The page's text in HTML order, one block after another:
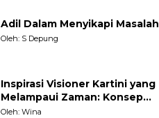
Adil Dalam Menyikapi Masalah
Oleh: S Depung
Inspirasi Visioner Kartini yang
Melampaui Zaman: Konsep
Kecakapan Hidup bagi
Oleh: Wina